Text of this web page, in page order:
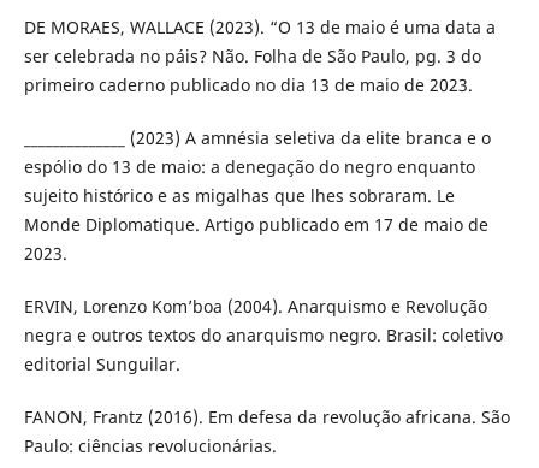
DE MORAES, WALLACE (2023). “O 13 de maio é uma data a
ser celebrada no páis? Não. Folha de São Paulo, pg. 3 do
primeiro caderno publicado no dia 13 de maio de 2023.
______________ (2023) A amnésia seletiva da elite branca e o
espólio do 13 de maio: a denegação do negro enquanto
sujeito histórico e as migalhas que lhes sobraram. Le
Monde Diplomatique. Artigo publicado em 17 de maio de
2023.
ERVIN, Lorenzo Kom’boa (2004). Anarquismo e Revolução
negra e outros textos do anarquismo negro. Brasil: coletivo
editorial Sunguilar.
FANON, Frantz (2016). Em defesa da revolução africana. São
Paulo: ciências revolucionárias.